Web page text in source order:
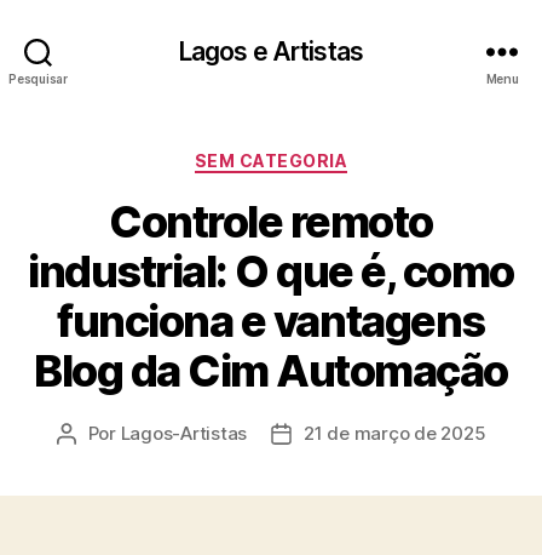
Pesquisar
Lagos e Artistas
Menu
Categorias
SEM CATEGORIA
Controle remoto
industrial: O que é, como
funciona e vantagens
Blog da Cim Automação
Autor
Por Lagos-Artistas
Data21 de março de 2025